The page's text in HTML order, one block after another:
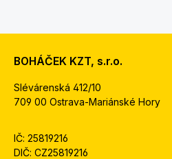
BOHÁČEK KZT, s.r.o.
Slévárenská 412/10
709 00 Ostrava-Mariánské Hory
IČ: 25819216
DIČ: CZ25819216